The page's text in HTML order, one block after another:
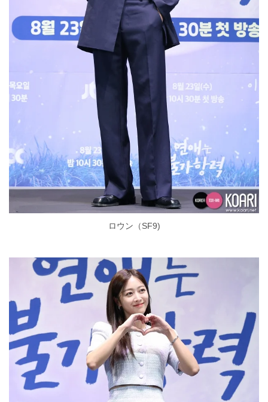
ロウン（SF9)